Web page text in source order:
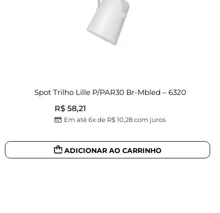
Spot Trilho Lille P/PAR30 Br-Mbled – 6320
R$ 58,21
Em até 6x de R$10,28com juros
ADICIONAR AO CARRINHO